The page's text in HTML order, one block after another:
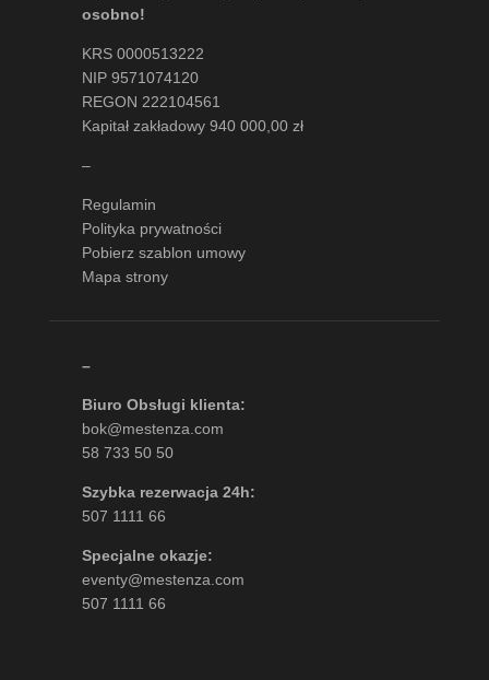
osobno!
KRS 0000513222
NIP 9571074120
REGON 222104561
Kapitał zakładowy 940 000,00 zł
–
Regulamin
Polityka prywatności
Pobierz szablon umowy
Mapa strony
–
Biuro Obsługi klienta:
bok@mestenza.com
58 733 50 50
Szybka rezerwacja 24h:
507 1111 66
Specjalne okazje:
eventy@mestenza.com
507 1111 66